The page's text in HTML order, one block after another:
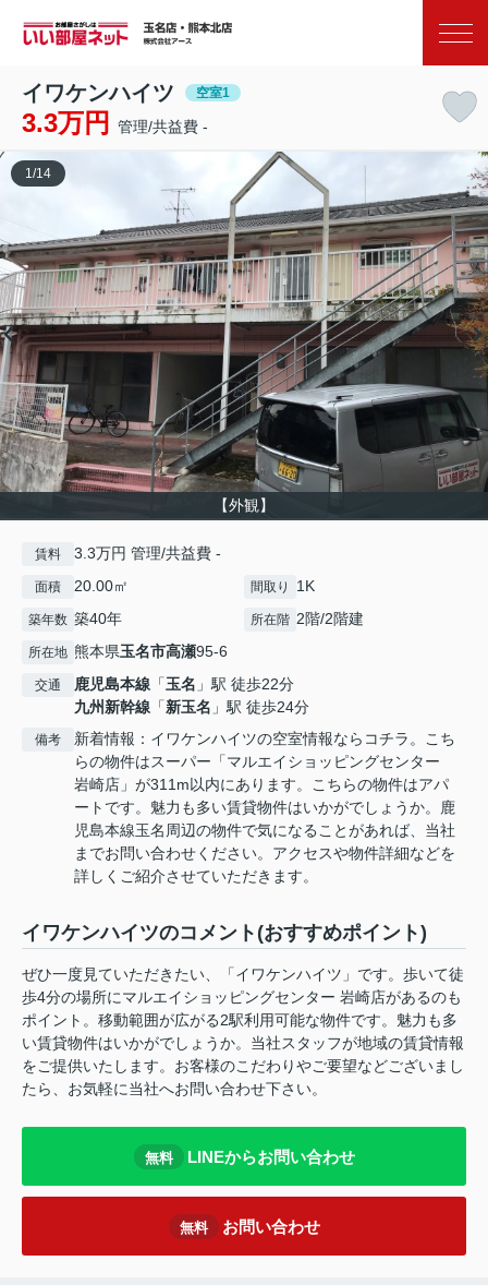
イワケンハイツ 空室1
3.3万円 管理/共益費 -
【外観】
1 /14
賃料 3.3万円 管理/共益費 -
面積 20.00㎡ 間取り 1K
築年数 築40年 所在階 2階/2階建
所在地 熊本県玉名市高瀬95-6
交通 鹿児島本線 「玉名 」駅 徒歩22分
九州新幹線 「新玉名 」駅 徒歩24分
備考
新着情報：イワケンハイツの空室情報ならコチラ。こち
らの物件はスーパー「マルエイショッピングセンター
岩崎店」が311m以内にあります。こちらの物件はアパ
ートです。魅力も多い賃貸物件はいかがでしょうか。鹿
児島本線玉名周辺の物件で気になることがあれば、当社
までお問い合わせください。アクセスや物件詳細などを
詳しくご紹介させていただきます。
イワケンハイツのコメント(おすすめポイント)
ぜひ一度見ていただきたい、「イワケンハイツ」です。歩いて徒
歩4分の場所にマルエイショッピングセンター 岩崎店があるのも
ポイント。移動範囲が広がる2駅利用可能な物件です。魅力も多
い賃貸物件はいかがでしょうか。当社スタッフが地域の賃貸情報
をご提供いたします。お客様のこだわりやご要望などございまし
たら、お気軽に当社へお問い合わせ下さい。
無料 LINEからお問い合わせ
無料 お問い合わせ